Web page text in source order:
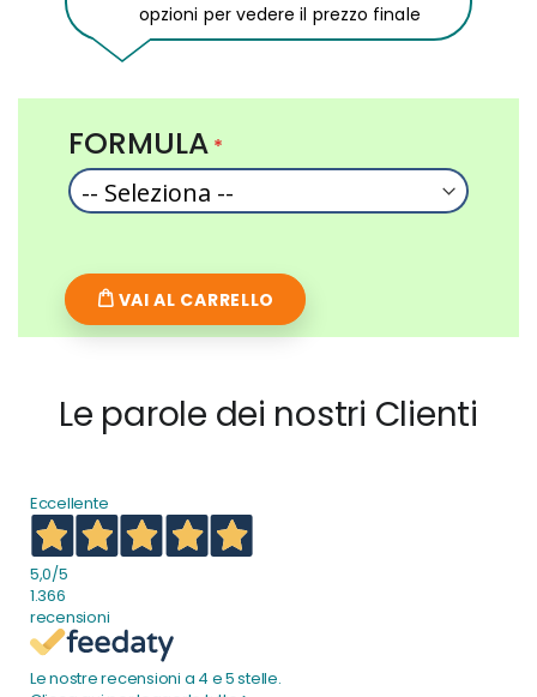
opzioni per vedere il prezzo finale
FORMULA
VAI AL CARRELLO
Le parole dei nostri Clienti
Eccellente
5,0/5
1.366
recensioni
Le nostre recensioni a 4 e 5 stelle.